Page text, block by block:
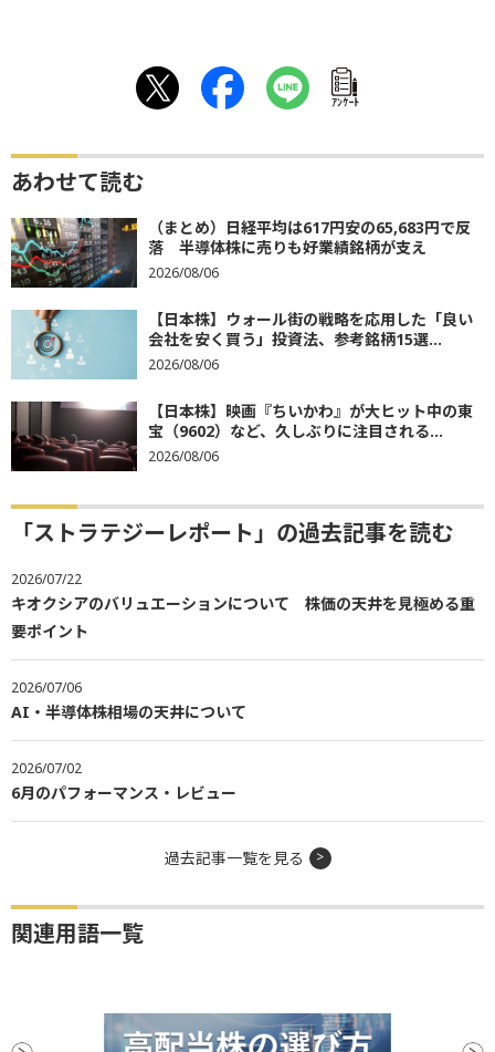
ｱﾝｹｰﾄ
あわせて読む
（まとめ）日経平均は617円安の65,683円で反
落 半導体株に売りも好業績銘柄が支え
2026/08/06
【日本株】ウォール街の戦略を応用した「良い
会社を安く買う」投資法、参考銘柄15選...
2026/08/06
【日本株】映画『ちいかわ』が大ヒット中の東
宝（9602）など、久しぶりに注目される...
2026/08/06
「ストラテジーレポート」の過去記事を読む
2026/07/22
キオクシアのバリュエーションについて 株価の天井を見極める重
要ポイント
2026/07/06
AI・半導体株相場の天井について
2026/07/02
6月のパフォーマンス・レビュー
過去記事一覧を見る
関連用語一覧